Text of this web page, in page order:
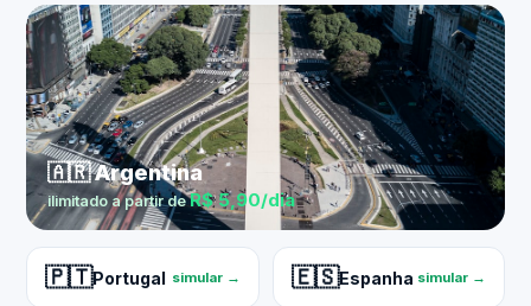
🇦🇷 Argentina
ilimitado a partir deR$ 5,90/dia
🇵🇹Portugal simular → 🇪🇸Espanha simular →